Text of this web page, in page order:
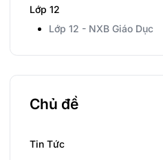
Lớp 12
Lớp 12 - NXB Giáo Dục
Chủ đề
Tin Tức